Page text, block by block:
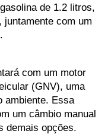
de 1.2 litros,
com um
com um motor
(GNV), uma
ambiente. Essa
um câmbio manual
demais opções.